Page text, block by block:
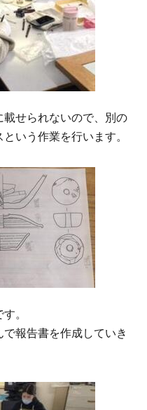
せられないので、別の
いう作業を行います。
。
報告書を作成していき